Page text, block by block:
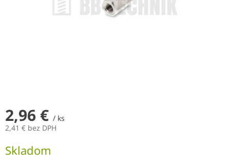
2,96 € / ks
2,41 € bez DPH
cena:
Skladom